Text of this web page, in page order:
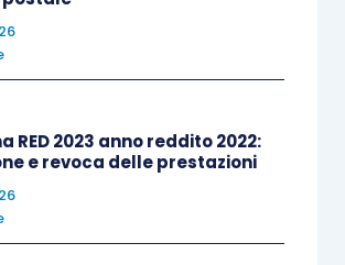
proposta una clausola tipo da
collettivi, nella quale si
al fondo pensione negoziale
contratto collettivo applicato.
RED 2023 anno reddito 2022:
e revoca delle prestazioni